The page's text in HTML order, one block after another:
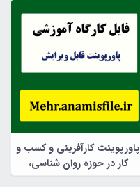
پاورپوینت کارآفرینی و کسب و
کار در حوزه روان شناسی،
مشاوره و علوم تربیتی